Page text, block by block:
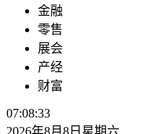
金融
零售
展会
产经
财富
07:08:33